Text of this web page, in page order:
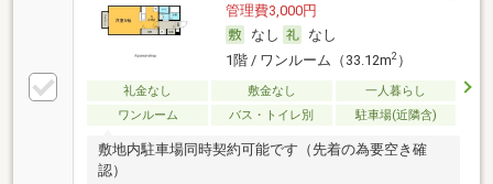
管理費3,000円
なし
なし
1階 / ワンルーム（33.12m2）
礼金なし 敷金なし
一人暮らし
ワンルーム
バス・トイレ別 駐車場(近隣含)
敷地内駐車場同時契約可能です（先着の為要空き確
認）